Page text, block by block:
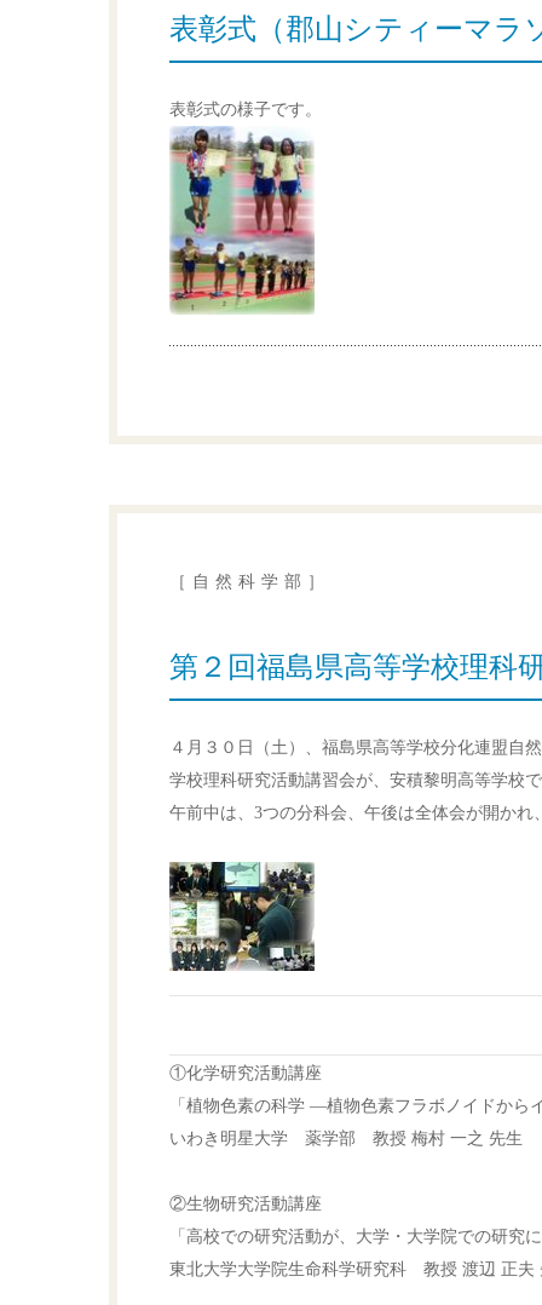
表彰式（郡山シティーマラ
表彰式の様子です。
［自然科学部］
第２回福島県高等学校理科
４月３０日（土）、福島県高等学校分化連盟
学校理科研究活動講習会が、安積黎明高等学校
午前中は、3つの分科会、午後は全体会が開か
①化学研究活動講座
「植物色素の科学 ―植物色素フラボノイドから
いわき明星大学 薬学部 教授 梅村 一之 先生
②生物研究活動講座
「高校での研究活動が、大学・大学院での研究
東北大学大学院生命科学研究科 教授 渡辺 正夫